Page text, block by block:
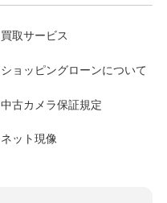
買取サービス
ショッピングローンについて
中古カメラ保証規定
ネット現像